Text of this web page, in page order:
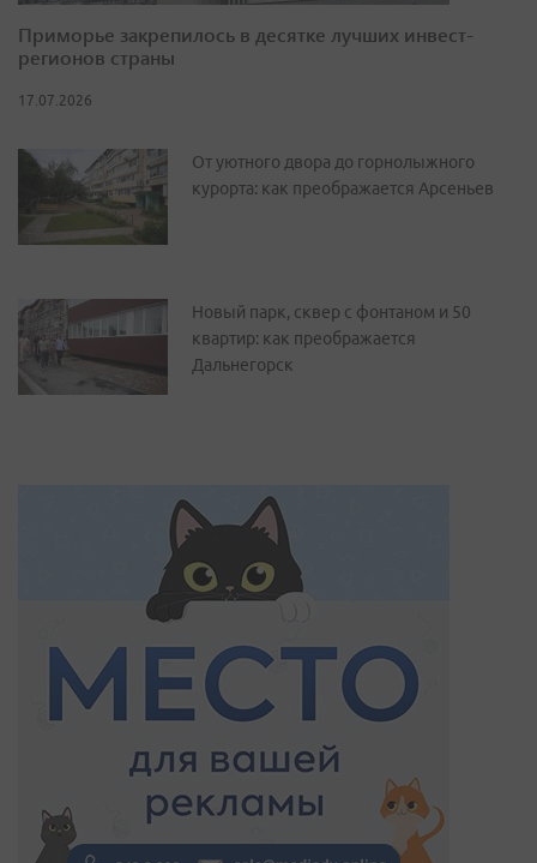
Приморье закрепилось в десятке лучших инвест-
регионов страны
17.07.2026
От уютного двора до горнолыжного
курорта: как преображается Арсеньев
Новый парк, сквер с фонтаном и 50
квартир: как преображается
Дальнегорск